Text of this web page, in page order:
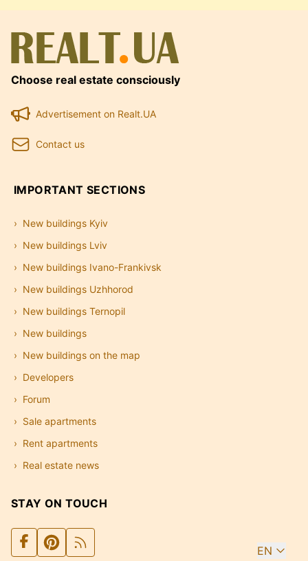
Choose real estate consciously
Advertisement on Realt.UA
Contact us
IMPORTANT SECTIONS
New buildings Kyiv
New buildings Lviv
New buildings Ivano-Frankivsk
New buildings Uzhhorod
New buildings Ternopil
New buildings
New buildings on the map
Developers
Forum
Sale apartments
Rent apartments
Real estate news
STAY ON TOUCH
EN